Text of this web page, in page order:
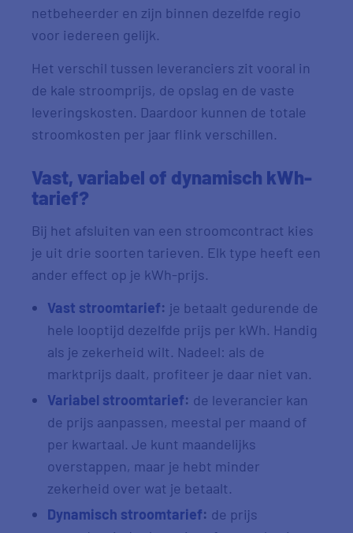
netbeheerder en zijn binnen dezelfde regio
voor iedereen gelijk.
Het verschil tussen leveranciers zit vooral in
de kale stroomprijs, de opslag en de vaste
leveringskosten. Daardoor kunnen de totale
stroomkosten per jaar flink verschillen.
Vast, variabel of dynamisch kWh-
tarief?
Bij het afsluiten van een stroomcontract kies
je uit drie soorten tarieven. Elk type heeft een
ander effect op je kWh-prijs.
Vast stroomtarief: je betaalt gedurende de
hele looptijd dezelfde prijs per kWh. Handig
als je zekerheid wilt. Nadeel: als de
marktprijs daalt, profiteer je daar niet van.
Variabel stroomtarief: de leverancier kan
de prijs aanpassen, meestal per maand of
per kwartaal. Je kunt maandelijks
overstappen, maar je hebt minder
zekerheid over wat je betaalt.
Dynamisch stroomtarief: de prijs